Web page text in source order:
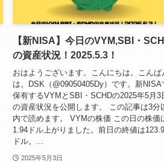
【新NISA】今日のVYM,SBI・
の資産状況！2025.5.3！
おはようございます。こんにちは。こんば
は。DSK（@09050405Dy）です。新NISA
保有するVYMとSBI・SCHDの2025年5月3
の資産状況を公開します。 この記事は3分
内で読めます。 VYMの株価 この日の株価
1.94ドル上がりました。前日の終値は
ドル。...
2025年5月3日